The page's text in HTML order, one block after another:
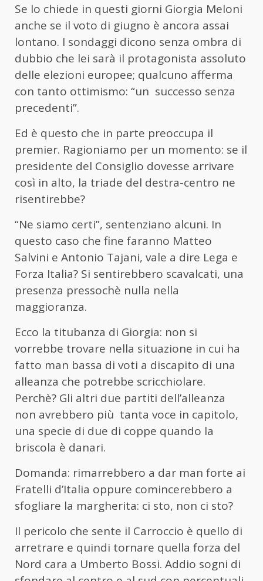
Se lo chiede in questi giorni Giorgia Meloni
anche se il voto di giugno è ancora assai
lontano. I sondaggi dicono senza ombra di
dubbio che lei sarà il protagonista assoluto
delle elezioni europee; qualcuno afferma
con tanto ottimismo: “un successo senza
precedenti”.
Ed è questo che in parte preoccupa il
premier. Ragioniamo per un momento: se il
presidente del Consiglio dovesse arrivare
così in alto, la triade del destra-centro ne
risentirebbe?
“Ne siamo certi”, sentenziano alcuni. In
questo caso che fine faranno Matteo
Salvini e Antonio Tajani, vale a dire Lega e
Forza Italia? Si sentirebbero scavalcati, una
presenza pressochè nulla nella
maggioranza.
Ecco la titubanza di Giorgia: non si
vorrebbe trovare nella situazione in cui ha
fatto man bassa di voti a discapito di una
alleanza che potrebbe scricchiolare.
Perchè? Gli altri due partiti dell’alleanza
non avrebbero più tanta voce in capitolo,
una specie di due di coppe quando la
briscola è danari.
Domanda: rimarrebbero a dar man forte ai
Fratelli d’Italia oppure comincerebbero a
sfogliare la margherita: ci sto, non ci sto?
Il pericolo che sente il Carroccio è quello di
arretrare e quindi tornare quella forza del
Nord cara a Umberto Bossi. Addio sogni di